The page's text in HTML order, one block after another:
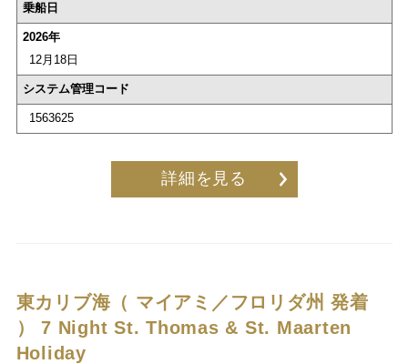
乗船日
2026年
12月18日
システム管理コード
1563625
詳細を見る
東カリブ海（ マイアミ／フロリダ州 発着
） 7 Night St. Thomas & St. Maarten
Holiday